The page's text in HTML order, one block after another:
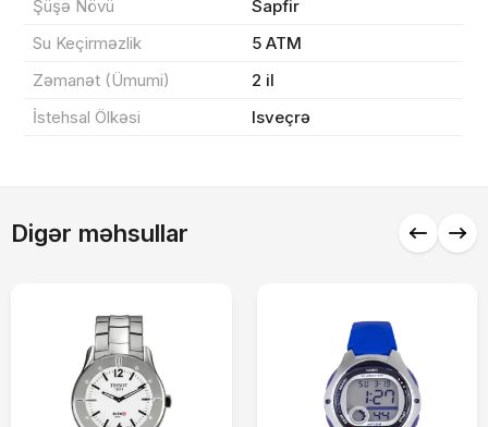
Şüşə Növü
Sapfir
Su Keçirməzlik
5 ATM
Zəmanət (Ümumi)
2 il
İstehsal Ölkəsi
Isveçrə
Digər məhsullar